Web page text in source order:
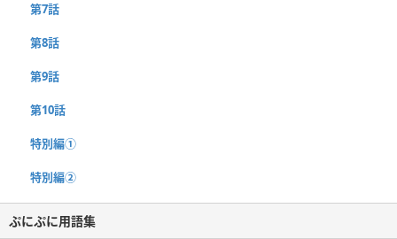
第7話
第8話
第9話
第10話
特別編①
特別編②
ぷにぷに用語集